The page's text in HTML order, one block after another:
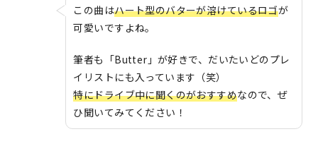
この曲はハート型のバターが溶けているロゴが
可愛いですよね。
筆者も「Butter」が好きで、だいたいどのプレ
イリストにも入っています（笑）
特にドライブ中に聞くのがおすすめなので、ぜ
ひ聞いてみてください！